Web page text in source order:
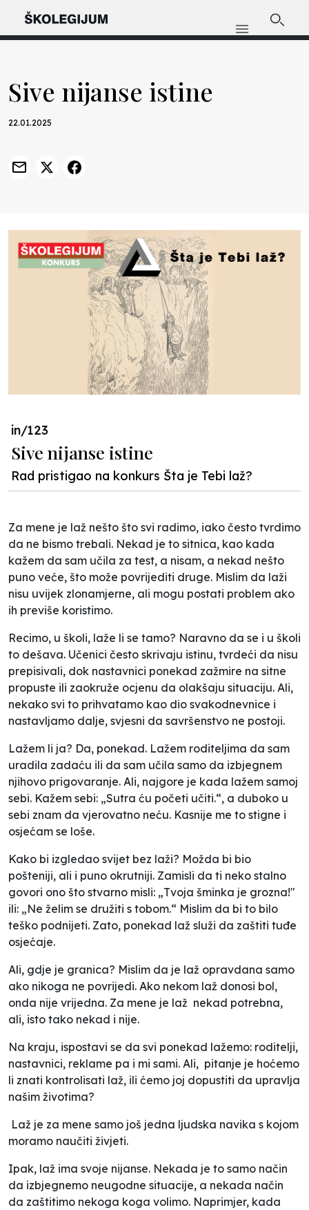
Sive nijanse istine
22.01.2025
in/123
Sive nijanse istine
Rad pristigao na konkurs Šta je Tebi laž?
Za mene je laž nešto što svi radimo, iako često tvrdimo
da ne bismo trebali. Nekad je to sitnica, kao kada
kažem da sam učila za test, a nisam, a nekad nešto
puno veće, što može povrijediti druge. Mislim da laži
nisu uvijek zlonamjerne, ali mogu postati problem ako
ih previše koristimo.
Recimo, u školi, laže li se tamo? Naravno da se i u školi
to dešava. Učenici često skrivaju istinu, tvrdeći da nisu
prepisivali, dok nastavnici ponekad zažmire na sitne
propuste ili zaokruže ocjenu da olakšaju situaciju. Ali,
nekako svi to prihvatamo kao dio svakodnevnice i
nastavljamo dalje, svjesni da savršenstvo ne postoji.
Lažem li ja? Da, ponekad. Lažem roditeljima da sam
uradila zadaću ili da sam učila samo da izbjegnem
njihovo prigovaranje. Ali, najgore je kada lažem samoj
sebi. Kažem sebi: „Sutra ću početi učiti.“, a duboko u
sebi znam da vjerovatno neću. Kasnije me to stigne i
osjećam se loše.
Kako bi izgledao svijet bez laži? Možda bi bio
pošteniji, ali i puno okrutniji. Zamisli da ti neko stalno
govori ono što stvarno misli: „Tvoja šminka je grozna!"
ili: „Ne želim se družiti s tobom.“ Mislim da bi to bilo
teško podnijeti. Zato, ponekad laž služi da zaštiti tuđe
osjećaje.
Ali, gdje je granica? Mislim da je laž opravdana samo
ako nikoga ne povrijedi. Ako nekom laž donosi bol,
onda nije vrijedna. Za mene je laž nekad potrebna,
ali, isto tako nekad i nije.
Na kraju, ispostavi se da svi ponekad lažemo: roditelji,
nastavnici, reklame pa i mi sami. Ali, pitanje je hoćemo
li znati kontrolisati laž, ili ćemo joj dopustiti da upravlja
našim životima?
Laž je za mene samo još jedna ljudska navika s kojom
moramo naučiti živjeti.
Ipak, laž ima svoje nijanse. Nekada je to samo način
da izbjegnemo neugodne situacije, a nekada način
da zaštitimo nekoga koga volimo. Naprimjer, kada